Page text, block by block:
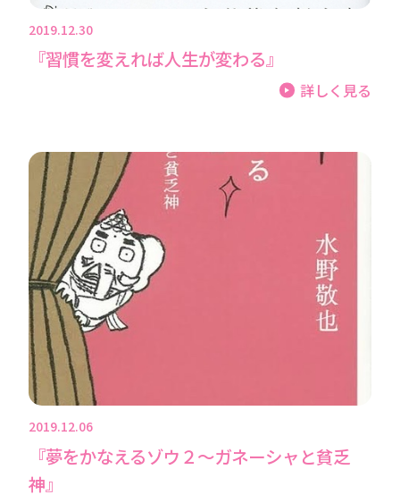
2019.12.30
『習慣を変えれば人生が変わる』
詳しく見る
2019.12.06
『夢をかなえるゾウ２〜ガネーシャと貧乏
神』